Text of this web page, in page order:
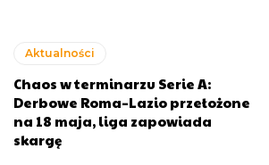
Aktualności
Chaos w terminarzu Serie A:
Derbowe Roma–Lazio przełożone
na 18 maja, liga zapowiada
skargę